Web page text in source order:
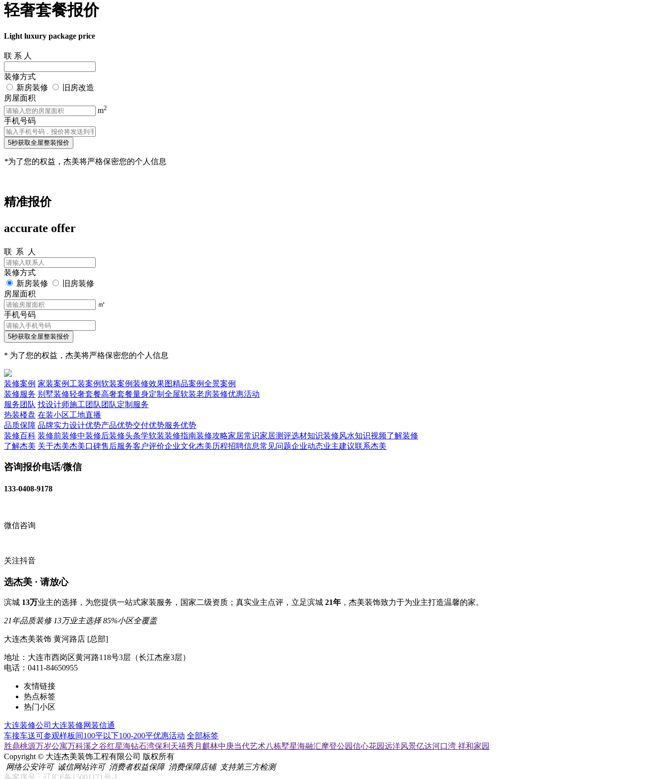
轻奢套餐报价
Light luxury package price
联 系 人
装修方式
新房装修
旧房改造
房屋面积
m2
手机号码
5秒获取全屋整装报价
*为了您的权益，杰美将严格保密您的个人信息
精准报价
accurate offer
联 系 人
装修方式
新房装修
旧房装修
房屋面积
㎡
手机号码
5秒获取全屋整装报价
* 为了您的权益，杰美将严格保密您的个人信息
装修案例 家装案例 工装案例软装案例装修效果图精品案例全景案例
装修服务 别墅装修轻奢套餐高奢套餐量身定制 全屋软装老房装修优惠活动
服务团队 找设计师施工团队 团队定制服务
热装楼盘 在装小区工地直播
品质保障 品牌实力设计优势产品优势交付优势服务优势
装修百科 装修前装修中装修后装修头条学软装装修指南装修攻略家居常识家居测评选材知识装修风水知识视频了解装修
了解杰美 关于杰美杰美口碑售后服务客户评价企业文化杰美历程招聘信息常见问题企业动态业主建议联系杰美
咨询报价电话/微信
133-0408-9178
微信咨询
关注抖音
选杰美 · 请放心
滨城 13万业主的选择，为您提供一站式家装服务，国家二级资质；真实业主点评，立足滨城 21年 ，杰美装饰致力于为业主打造温馨的家。
21年品质装修 13万业主选择 85%小区全覆盖
大连杰美装饰 黄河路店 [总部]
地址：大连市西岗区黄河路118号3层（长江杰座3层）
电话：0411-84650955
友情链接
热点标签
热门小区
大连装修公司 大连装修网装信通
车接车送可参观样板间100平以下100-200平优惠活动 全部标签
胜鼎桃源万岁公寓万科溪之谷红星海钻石湾保利天禧秀月麒林中庚当代艺术八栋墅星海融汇摩登公园信心花园远洋风景亿达河口湾 祥和家园
Copyright © 大连杰美装饰工程有限公司 版权所有
网络公安许可 诚信网站许可 消费者权益保障 消费保障店铺
支持第三方检测